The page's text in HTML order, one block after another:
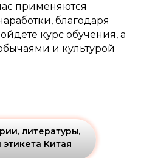
применяются
благодаря
курс обучения, а
и культурой
литературы,
Китая